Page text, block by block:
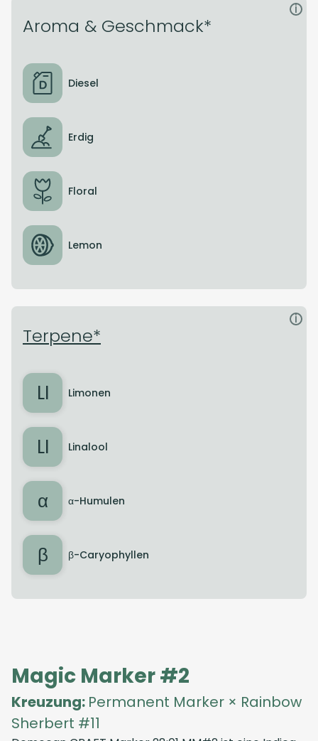
Aroma & Geschmack*
i
Diesel
Erdig
Floral
Lemon
Terpene*
i
LI Limonen
LI Linalool
α α-Humulen
β β-Caryophyllen
Magic Marker #2
Kreuzung: Permanent Marker × Rainbow
Sherbert #11